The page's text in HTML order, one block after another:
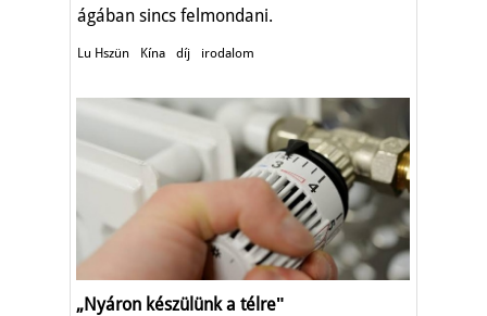
ágában sincs felmondani.
Lu Hszün Kína díj irodalom
„Nyáron készülünk a télreʺ